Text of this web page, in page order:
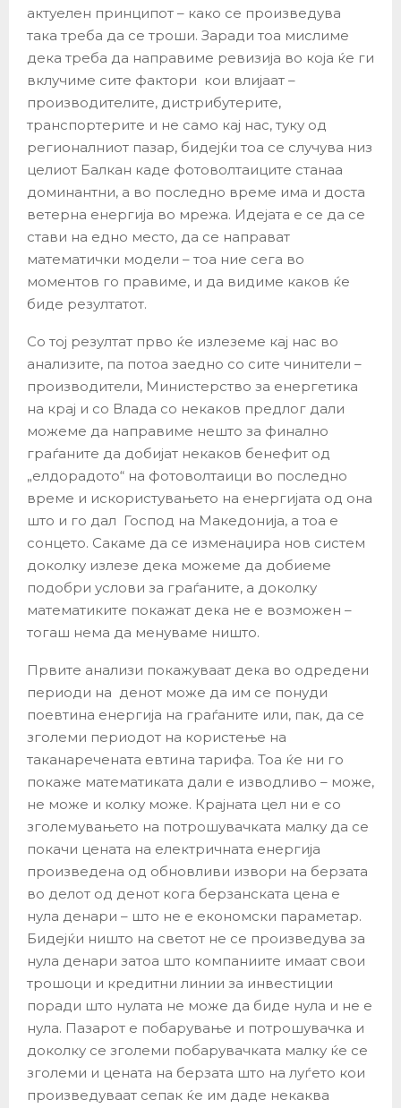
актуелен принципот – како се произведува
така треба да се троши. Заради тоа мислиме
дека треба да направиме ревизија во која ќе ги
вклучиме сите фактори кои влијаат –
производителите, дистрибутерите,
транспортерите и не само кај нас, туку од
регионалниот пазар, бидејќи тоа се случува низ
целиот Балкан каде фотоволтаиците станаа
доминантни, а во последно време има и доста
ветерна енергија во мрежа. Идејата е се да се
стави на едно место, да се направат
математички модели – тоа ние сега во
моментов го правиме, и да видиме каков ќе
биде резултатот.
Со тој резултат прво ќе излеземе кај нас во
анализите, па потоа заедно со сите чинители –
производители, Министерство за енергетика
на крај и со Влада со некаков предлог дали
можеме да направиме нешто за финално
граѓаните да добијат некаков бенефит од
„елдорадото“ на фотоволтаици во последно
време и искористувањето на енергијата од она
што и го дал Господ на Македонија, а тоа е
сонцето. Сакаме да се изменаџира нов систем
доколку излезе дека можеме да добиеме
подобри услови за граѓаните, а доколку
математиките покажат дека не е возможен –
тогаш нема да менуваме ништо.
Првите анализи покажуваат дека во одредени
периоди на денот може да им се понуди
поевтина енергија на граѓаните или, пак, да се
зголеми периодот на користење на
таканаречената евтина тарифа. Тоа ќе ни го
покаже математиката дали е изводливо – може,
не може и колку може. Крајната цел ни е со
зголемувањето на потрошувачката малку да се
покачи цената на електричната енергија
произведена од обновливи извори на берзата
во делот од денот кога берзанската цена е
нула денари – што не е економски параметар.
Бидејќи ништо на светот не се произведува за
нула денари затоа што компаниите имаат свои
трошоци и кредитни линии за инвестиции
поради што нулата не може да биде нула и не е
нула. Пазарот е побарување и потрошувачка и
доколку се зголеми побарувачката малку ќе се
зголеми и цената на берзата што на луѓето кои
произведуваат сепак ќе им даде некаква